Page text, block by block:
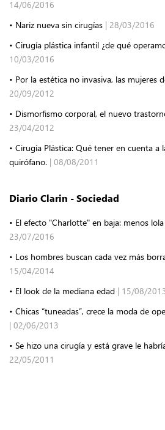
14/06/2016
• Nariz nueva sin cirugías | 28/03/2016
• Cirugía plástica infantil ¿de qué
10/03/2016
• Por la estética no invasiva, las mujeres
20/09/2012
• Dismorfismo corporal, el nuevo
23/04/2012
• Cirugía Plástica: Qué tener en cuenta a
quirófano. | 08/08/2011
Diario Clarin - Sociedad
• El efecto "Charlotte" en baja: menos
23/07/2016
• Los hombres buscan cada vez más
15/04/2014
• El look de la mediana edad | 15/08/
• Chicas “tuneadas”, crece la moda de
| 02/06/2013
• Se hizo una cirugía y está grave le
22/05/2011